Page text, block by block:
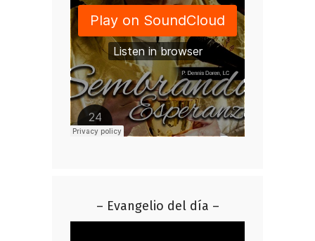
– Evangelio del día –